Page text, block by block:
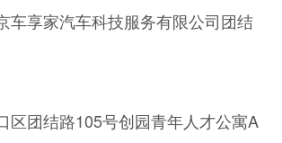
车享家汽车科技服务有限公司团结
区团结路105号创园青年人才公寓A